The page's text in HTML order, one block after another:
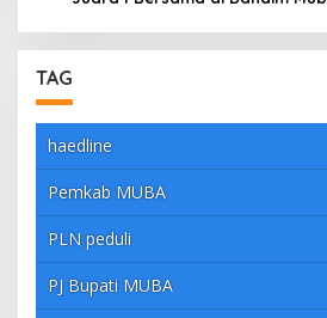
TAG
haedline
Pemkab MUBA
PLN peduli
PJ Bupati MUBA